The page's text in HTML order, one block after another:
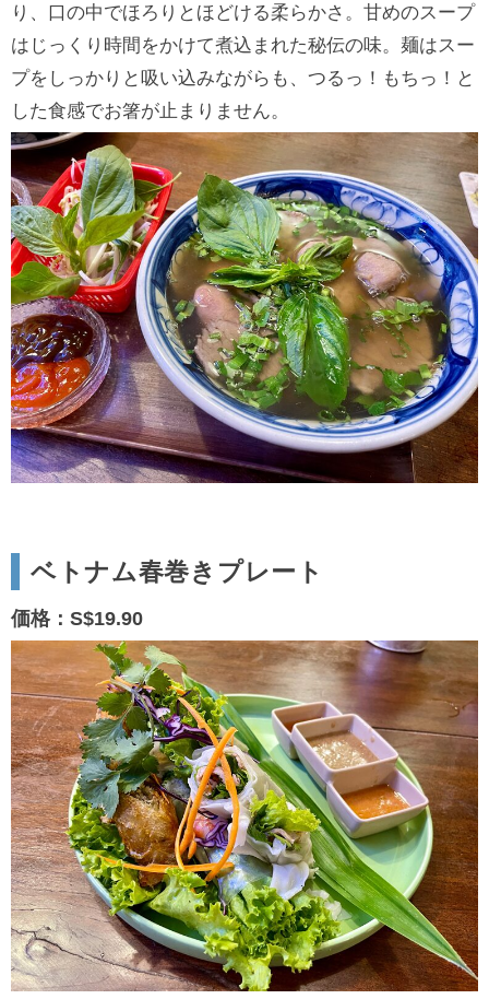
り、口の中でほろりとほどける柔らかさ。甘めのスープ
はじっくり時間をかけて煮込まれた秘伝の味。麺はスー
プをしっかりと吸い込みながらも、つるっ！もちっ！と
した食感でお箸が止まりません。
ベトナム春巻きプレート
価格：S$19.90